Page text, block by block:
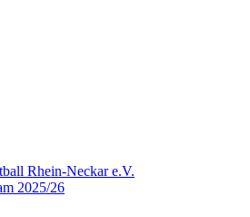
Rhein-Neckar e.V.
2025/26